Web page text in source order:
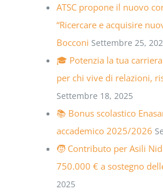
ATSC propone il nuovo
“Ricercare e acquisire
Bocconi Settembre 25,
🎓 Potenzia la tua
per chi vive di relazioni,
Settembre 18, 2025
📚 Bonus scolastico
accademico 2025/2026
🧒 Contributo per Asili
750.000 € a sostegno
2025